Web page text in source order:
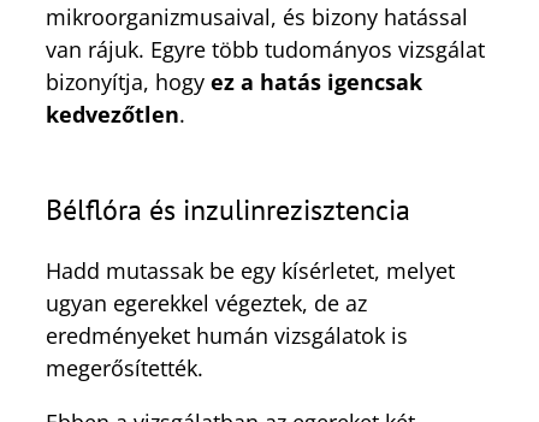
mikroorganizmusaival, és bizony hatással
van rájuk. Egyre több tudományos vizsgálat
bizonyítja, hogy ez a hatás igencsak
kedvezőtlen.
Bélflóra és inzulinrezisztencia
Hadd mutassak be egy kísérletet, melyet
ugyan egerekkel végeztek, de az
eredményeket humán vizsgálatok is
megerősítették.